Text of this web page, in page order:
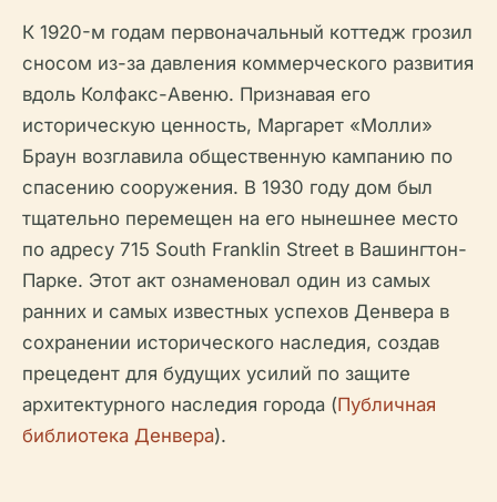
К 1920-м годам первоначальный коттедж грозил
сносом из-за давления коммерческого развития
вдоль Колфакс-Авеню. Признавая его
историческую ценность, Маргарет «Молли»
Браун возглавила общественную кампанию по
спасению сооружения. В 1930 году дом был
тщательно перемещен на его нынешнее место
по адресу 715 South Franklin Street в Вашингтон-
Парке. Этот акт ознаменовал один из самых
ранних и самых известных успехов Денвера в
сохранении исторического наследия, создав
прецедент для будущих усилий по защите
архитектурного наследия города (Публичная
библиотека Денвера).